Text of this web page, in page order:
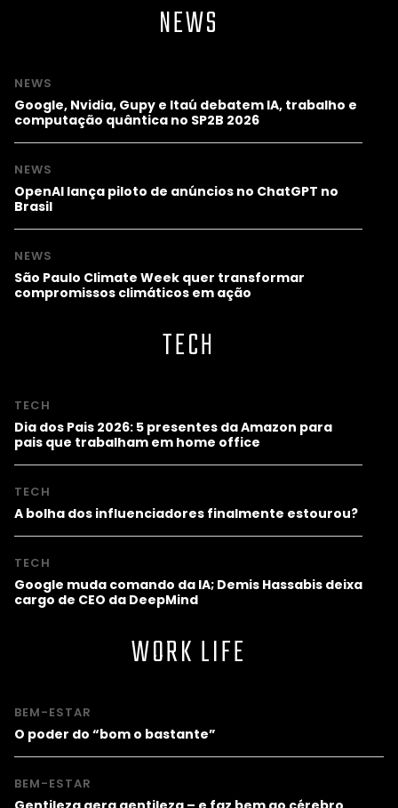
NEWS
NEWS
Google, Nvidia, Gupy e Itaú debatem IA, trabalho e
computação quântica no SP2B 2026
NEWS
OpenAI lança piloto de anúncios no ChatGPT no
Brasil
NEWS
São Paulo Climate Week quer transformar
compromissos climáticos em ação
TECH
TECH
Dia dos Pais 2026: 5 presentes da Amazon para
pais que trabalham em home office
TECH
A bolha dos influenciadores finalmente estourou?
TECH
Google muda comando da IA; Demis Hassabis deixa
cargo de CEO da DeepMind
WORK LIFE
BEM-ESTAR
O poder do “bom o bastante”
BEM-ESTAR